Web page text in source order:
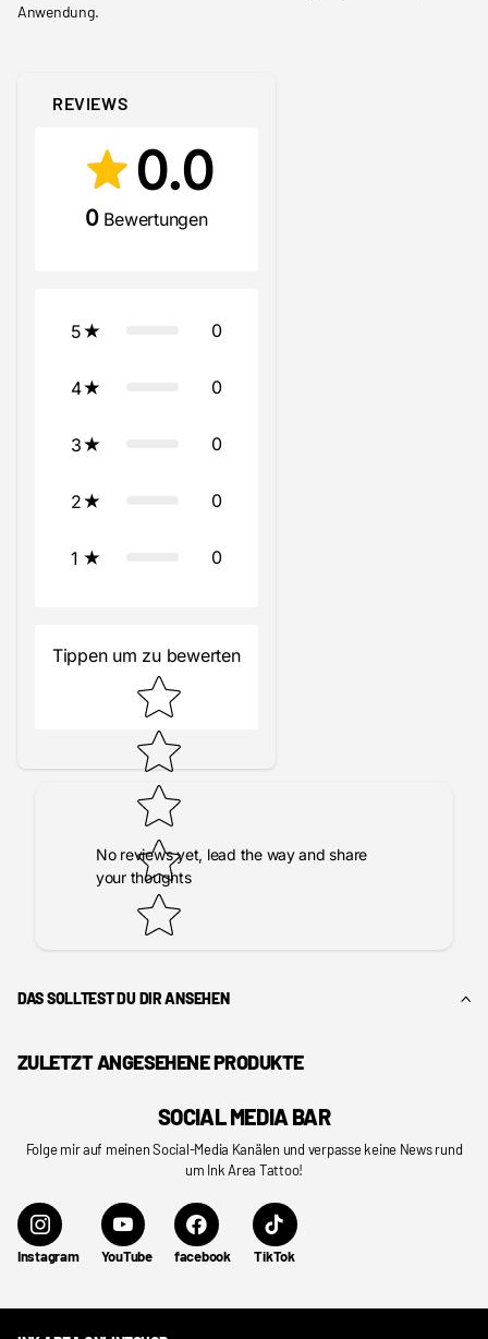
Anwendung.
REVIEWS
0.0
0 Bewertungen
5 0
4 0
3 0
2 0
1 0
Tippen um zu bewerten
No reviews yet, lead the way and share
your thoughts
DAS SOLLTEST DU DIR ANSEHEN
ZULETZT ANGESEHENE PRODUKTE
SOCIAL MEDIA BAR
Folge mir auf meinen Social-Media Kanälen und verpasse keine News rund
um Ink Area Tattoo!
Instagram YouTube facebook TikTok